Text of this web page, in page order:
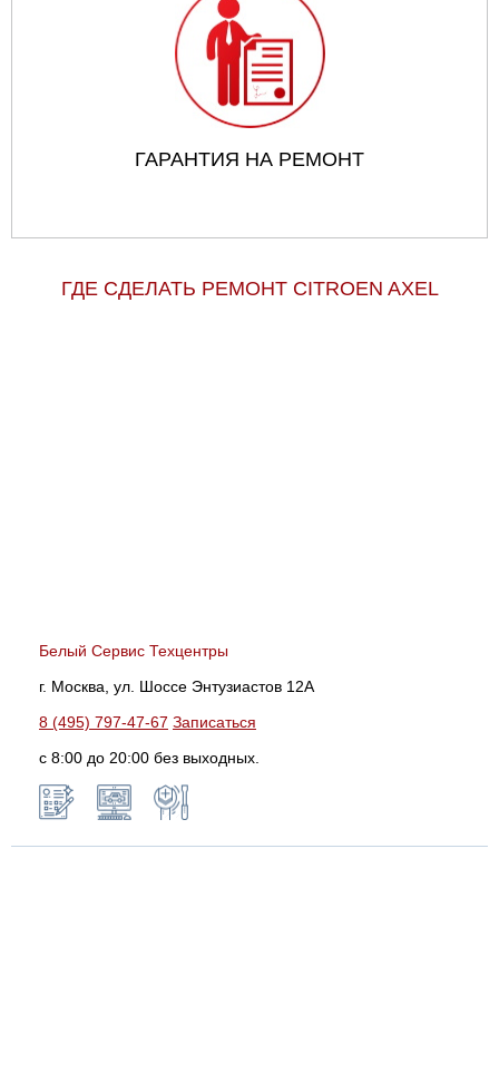
ГАРАНТИЯ НА РЕМОНТ
ГДЕ СДЕЛАТЬ РЕМОНТ CITROEN AXEL
Белый Сервис Техцентры
г. Москва, ул. Шоссе Энтузиастов 12А
8 (495) 797-47-67 Записаться
с 8:00 до 20:00 без выходных.